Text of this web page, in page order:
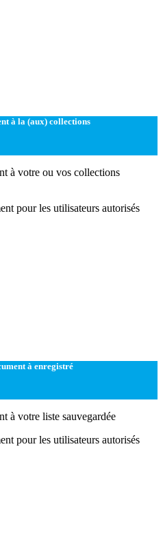
à la (aux) collections
à votre ou vos collections
pour les utilisateurs autorisés
à enregistré
à votre liste sauvegardée
pour les utilisateurs autorisés